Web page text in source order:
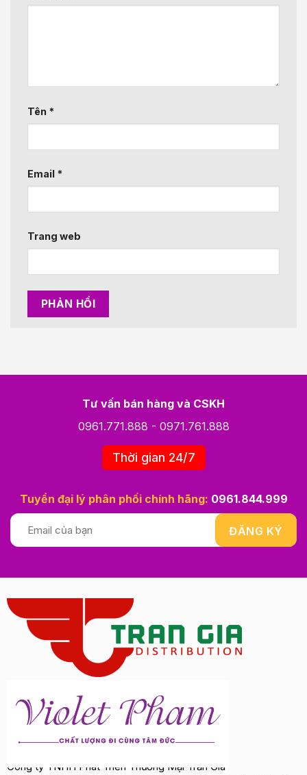
Tên *
Email *
Trang web
Tư vấn bán hàng và CSKH
0961.771.888 - 0971.761.888
Thời gian 24/7
Tuyển đại lý phân phối chính hãng: 0961.844.999
Công ty TNHH Phát Triển Thương Mại Trần Gia